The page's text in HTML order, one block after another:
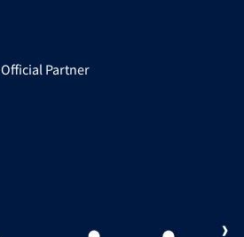
Official Partner